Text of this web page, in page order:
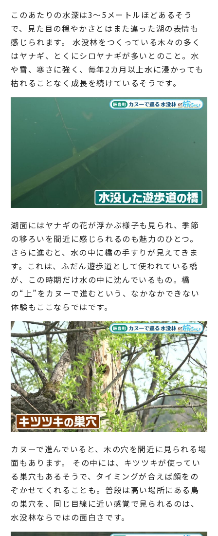
このあたりの水深は3〜5メートルほどあるそう
で、見た目の穏やかさとはまた違った湖の表情も
感じられます。 水没林をつくっている木々の多く
はヤナギ、とくにシロヤナギが多いとのこと。水
や雪、寒さに強く、毎年2カ月以上水に浸かっても
枯れることなく成長を続けているそうです。
湖面にはヤナギの花が浮かぶ様子も見られ、季節
の移ろいを間近に感じられるのも魅力のひとつ。
さらに進むと、水の中に橋の手すりが見えてきま
す。これは、ふだん遊歩道として使われている橋
が、この時期だけ水の中に沈んでいるもの。橋
の“上”をカヌーで進むという、なかなかできない
体験もここならではです。
カヌーで進んでいると、木の穴を間近に見られる場
面もあります。 その中には、キツツキが使ってい
る巣穴もあるそうで、タイミングが合えば顔をの
ぞかせてくれることも。普段は高い場所にある鳥
の巣穴を、同じ目線に近い感覚で見られるのは、
水没林ならではの面白さです。